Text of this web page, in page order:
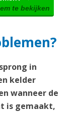
te bekijken
in
kelder
wanneer de
is gemaakt,